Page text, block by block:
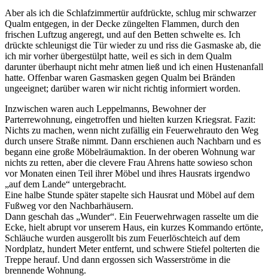
Aber als ich die Schlafzimmertür aufdrückte, schlug mir schwarzer
Qualm entgegen, in der Decke züngelten Flammen, durch den
frischen Luftzug angeregt, und auf den Betten schwelte es. Ich
drückte schleunigst die Tür wieder zu und riss die Gasmaske ab, die
ich mir vorher übergestülpt hatte, weil es sich in dem Qualm
darunter überhaupt nicht mehr atmen ließ und ich einen Hustenanfall
hatte. Offenbar waren Gasmasken gegen Qualm bei Bränden
ungeeignet; darüber waren wir nicht richtig informiert worden.
Inzwischen waren auch Leppelmanns, Bewohner der
Parterrewohnung, eingetroffen und hielten kurzen Kriegsrat. Fazit:
Nichts zu machen, wenn nicht zufällig ein Feuerwehrauto den Weg
durch unsere Straße nimmt. Dann erschienen auch Nachbarn und es
begann eine große Möbelräumaktion. In der oberen Wohnung war
nichts zu retten, aber die clevere Frau Ahrens hatte sowieso schon
vor Monaten einen Teil ihrer Möbel und ihres Hausrats irgendwo
auf dem Lande
untergebracht.
Eine halbe Stunde später stapelte sich Hausrat und Möbel auf dem
Fußweg vor den Nachbarhäusern.
Dann geschah das
Wunder . Ein Feuerwehrwagen rasselte um die
Ecke, hielt abrupt vor unserem Haus, ein kurzes Kommando ertönte,
Schläuche wurden ausgerollt bis zum Feuerlöschteich auf dem
Nordplatz, hundert Meter entfernt, und schwere Stiefel polterten die
Treppe herauf. Und dann ergossen sich Wasserströme in die
brennende Wohnung.